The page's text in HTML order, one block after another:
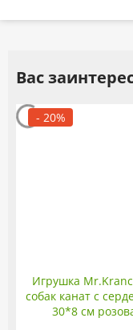
Вас
- 20%
Игрушка
собак канат с
30*8 см